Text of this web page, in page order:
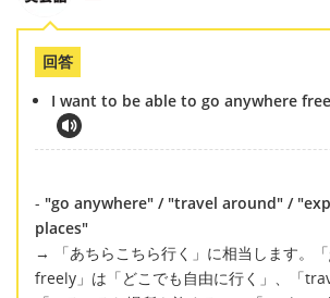
回答
I want to be able to go anywhere
- "go anywhere" / "travel around" /
places"
→ 「あちらこちら行く」に相当します。
freely」は「どこでも自由に行く」、「